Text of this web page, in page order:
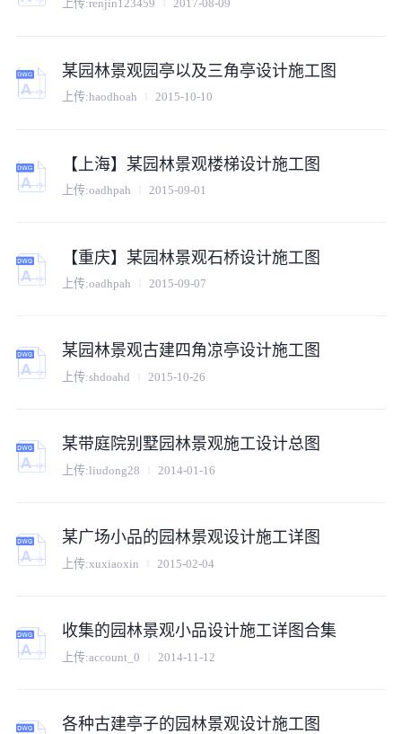
上传:renjin123459 2017-08-09
某园林景观园亭以及三角亭设计施工图
上传:haodhoah 2015-10-10
【上海】某园林景观楼梯设计施工图
上传:oadhpah 2015-09-01
【重庆】某园林景观石桥设计施工图
上传:oadhpah 2015-09-07
某园林景观古建四角凉亭设计施工图
上传:shdoahd 2015-10-26
某带庭院别墅园林景观施工设计总图
上传:liudong28 2014-01-16
某广场小品的园林景观设计施工详图
上传:xuxiaoxin 2015-02-04
收集的园林景观小品设计施工详图合集
上传:account_0 2014-11-12
各种古建亭子的园林景观设计施工图